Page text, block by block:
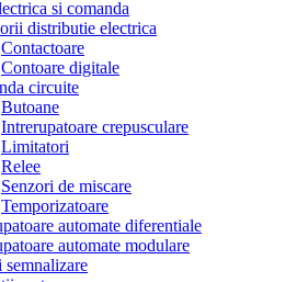
si comanda
distributie electrica
Contactoare
Contoare digitale
circuite
Butoane
Intrerupatoare crepusculare
Limitatori
Relee
Senzori de miscare
Temporizatoare
automate diferentiale
automate modulare
semnalizare